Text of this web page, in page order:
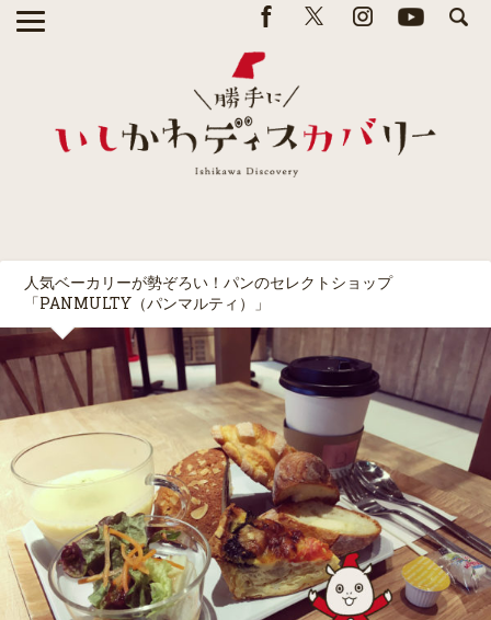
人気ベーカリーが勢ぞろい！パンのセレクトショップ
「PANMULTY（パンマルティ）」